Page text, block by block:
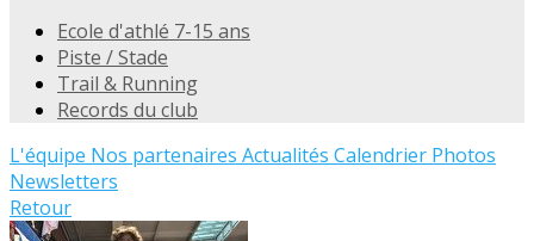
Ecole d'athlé 7-15 ans
Piste / Stade
Trail & Running
Records du club
L'équipe Nos partenaires Actualités Calendrier Photos
Newsletters
Retour